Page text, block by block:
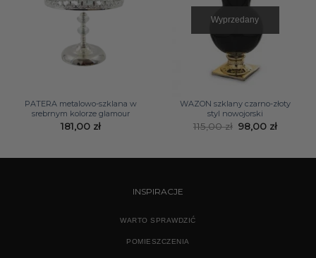
PATERA metalowo-szklana w
srebrnym kolorze glamour
181,00 zł
Wyprzedany
WAZON szklany czarno-złoty
styl nowojorski
115,00zł Pierwotna
cena
98,00 zł
INSPIRACJE
WARTO SPRAWDZIĆ
POMIESZCZENIA